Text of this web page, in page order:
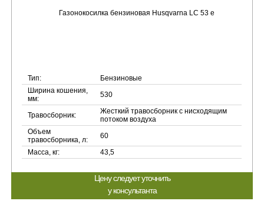
Тип:
Бензиновые
Ширина кошения,
мм:
530
Травосборник:
Жесткий травосборник с нисходящим
потоком воздуха
Объем
травосборника, л:
60
Масса, кг:
43,5
Цену следует уточнить
у консультанта